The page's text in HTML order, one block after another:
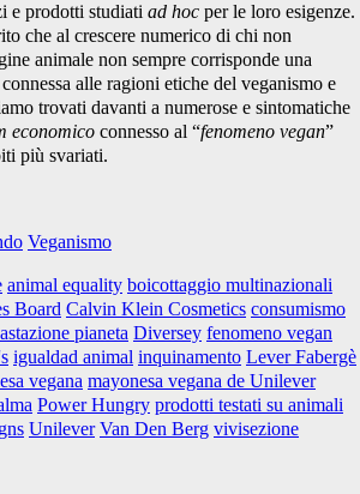
e prodotti studiati ad hoc per le loro esigenze.
che al crescere numerico di chi non
animale non sempre corrisponde una
alle ragioni etiche del veganismo e
trovati davanti a numerose e sintomatiche
economico connesso al “fenomeno vegan”
più svariati.
Veganismo
animal equality boicottaggio multinazionali
Board Calvin Klein Cosmetics consumismo
pianeta Diversey fenomeno vegan
igualdad animal inquinamento Lever Fabergè
vegana mayonesa vegana de Unilever
Power Hungry prodotti testati su animali
Unilever Van Den Berg vivisezione